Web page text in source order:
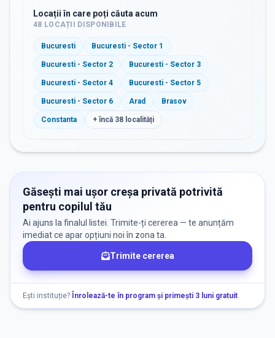
Locații în care poți căuta acum
48 LOCAȚII DISPONIBILE
Bucuresti Bucuresti - Sector 1
Bucuresti - Sector 2 Bucuresti - Sector 3
Bucuresti - Sector 4 Bucuresti - Sector 5
Bucuresti - Sector 6 Arad Brasov
Constanta + încă 38 localități
Găsești mai ușor creșa privată potrivită
pentru copilul tău
Ai ajuns la finalul listei. Trimite-ți cererea — te anunțăm
imediat ce apar opțiuni noi în zona ta.
Trimite cererea
Ești instituție? Înrolează-te în program și primești 3 luni gratuit.